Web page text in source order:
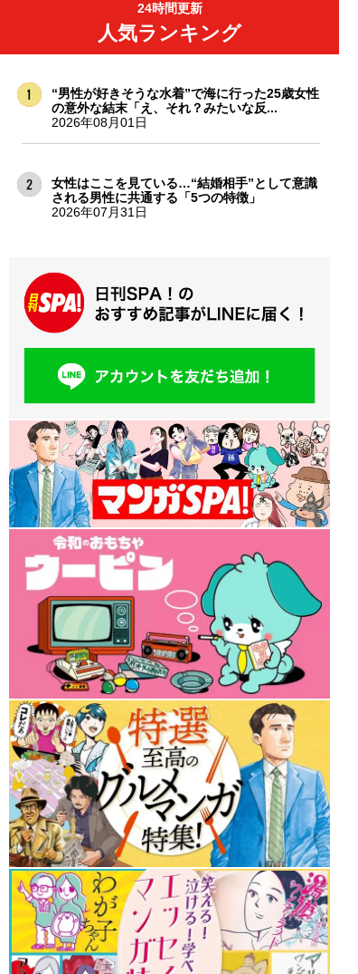
24時間更新
人気ランキング
“男性が好きそうな水着”で海に行った25歳女性
の意外な結末「え、それ？みたいな反...
2026年08月01日
女性はここを見ている…“結婚相手”として意識
される男性に共通する「5つの特徴」
2026年07月31日